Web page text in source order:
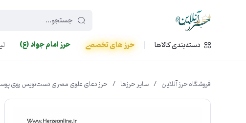
449f43cf-3da2-4422-bb12-2566cb5b8b05
دسته‌بندی کالاها
حرز های تخصصی حرز امام جواد (ع)
فروشگاه حرز آنلاین / سایر حرزها / حرز دعای علوی مصری دست‌نویس روی